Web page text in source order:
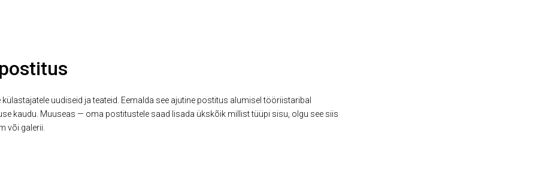
külastajatele uudiseid ja teateid. Eemalda see ajutine postitus alumisel tööriistaribal
kaudu. Muuseas — oma postitustele saad lisada ükskõik millist tüüpi sisu, olgu see siis
või galerii.